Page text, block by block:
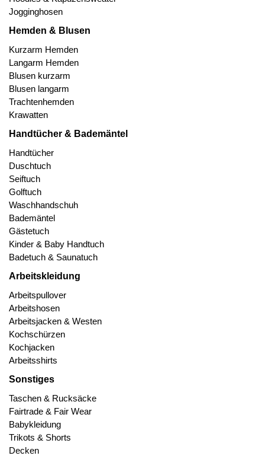
Jogginghosen
Hemden & Blusen
Kurzarm Hemden
Langarm Hemden
Blusen kurzarm
Blusen langarm
Trachtenhemden
Krawatten
Handtücher & Bademäntel
Handtücher
Duschtuch
Seiftuch
Golftuch
Waschhandschuh
Bademäntel
Gästetuch
Kinder & Baby Handtuch
Badetuch & Saunatuch
Arbeitskleidung
Arbeitspullover
Arbeitshosen
Arbeitsjacken & Westen
Kochschürzen
Kochjacken
Arbeitsshirts
Sonstiges
Taschen & Rucksäcke
Fairtrade & Fair Wear
Babykleidung
Trikots & Shorts
Decken